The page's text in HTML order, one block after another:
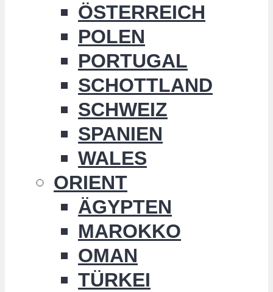
ÖSTERREICH
POLEN
PORTUGAL
SCHOTTLAND
SCHWEIZ
SPANIEN
WALES
ORIENT
ÄGYPTEN
MAROKKO
OMAN
TÜRKEI